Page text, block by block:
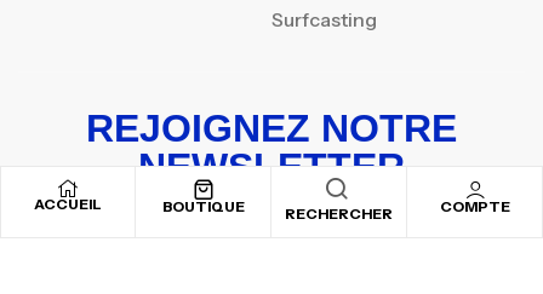
ACCUEIL BOUTIQUE RECHERCHER COMPTE
Surfcasting
REJOIGNEZ NOTRE
NEWSLETTER
Inscrivez-vous pour recevoir nos offres spéciales